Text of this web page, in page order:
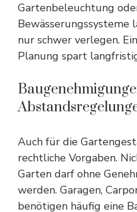
Gartenbeleuchtung
Bewässerungssysteme
nur schwer verlegen.
Planung spart
Auch für die
rechtliche Vorgaben.
Garten darf ohne
werden. Garagen,
benötigen häufig eine